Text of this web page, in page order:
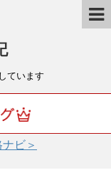
ています
ビ＞